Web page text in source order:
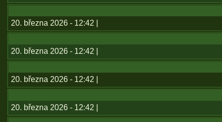
20. března 2026 - 12:42 |
20. března 2026 - 12:42 |
20. března 2026 - 12:42 |
20. března 2026 - 12:42 |